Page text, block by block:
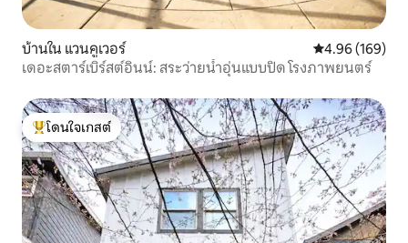
บ้านใน แวนคูเวอร์ คะแนนเฉลี่ย
4.96 (169)
เดอะสตาร์เบิร์สต์อินน์: สระว่ายน้ำอุ่นแบบปิด โรงภาพยนตร์
โดนใจเกสต์ที่สุด
โดนใจเกสต์